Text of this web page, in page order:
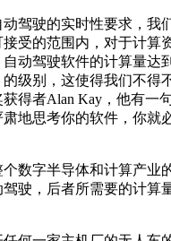
驶的实时性要求，我
受的范围内，对于计算
动驾驶软件的计算量达
级别，这使得我们不得
得者Alan Kay，他有一
地思考你的软件，你就
字半导体和计算产业
驶，后者所需要的计算